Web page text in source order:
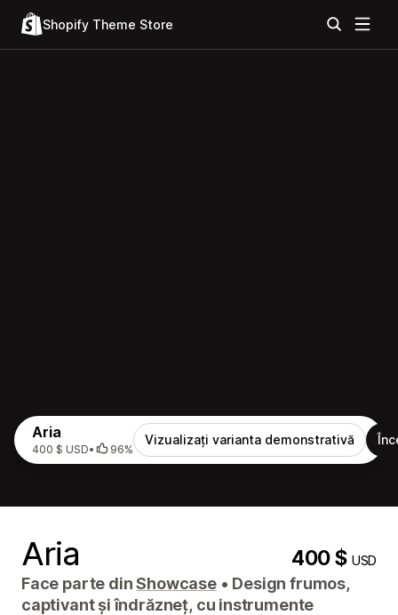
Shopify Theme Store
Aria
400 $ USD• 96%
Vizualizați varianta demonstrativă
Aria 400 $USD
Face parte dinShowcase • Design frumos,
captivant și îndrăzneț, cu instrumente